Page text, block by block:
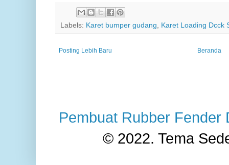
Labels: Karet bumper gudang, Karet Loading Dcck
Posting Lebih Baru Beranda
Pembuat Rubber Fender
© 2022. Tema